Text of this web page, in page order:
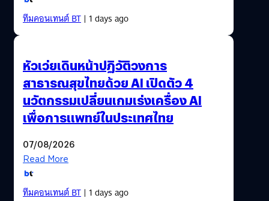
ทีมคอนเทนต์ BT| 1 days ago
หัวเว่ยเดินหน้าปฏิวัติวงการ
สาธารณสุขไทยด้วย AI เปิดตัว 4
นวัตกรรมเปลี่ยนเกมเร่งเครื่อง AI
เพื่อการแพทย์ในประเทศไทย
07/08/2026
Read More
ทีมคอนเทนต์ BT| 1 days ago